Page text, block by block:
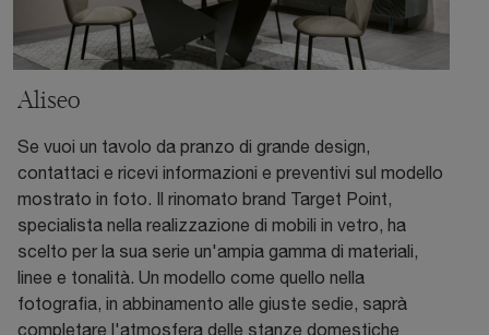
Aliseo
Se vuoi un tavolo da pranzo di grande design,
contattaci e ricevi informazioni e preventivi sul modello
mostrato in foto. Il rinomato brand Target Point,
specialista nella realizzazione di mobili in vetro, ha
scelto per la sua serie un'ampia gamma di materiali,
linee e tonalità. Un modello come quello nella
fotografia, in abbinamento alle giuste sedie, saprà
completare l'atmosfera delle stanze domestiche